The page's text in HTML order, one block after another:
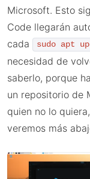
Microsoft. Esto
Code llegarán
cada
sudo apt
necesidad de
saberlo, porque
un repositorio de
quien no lo
veremos más